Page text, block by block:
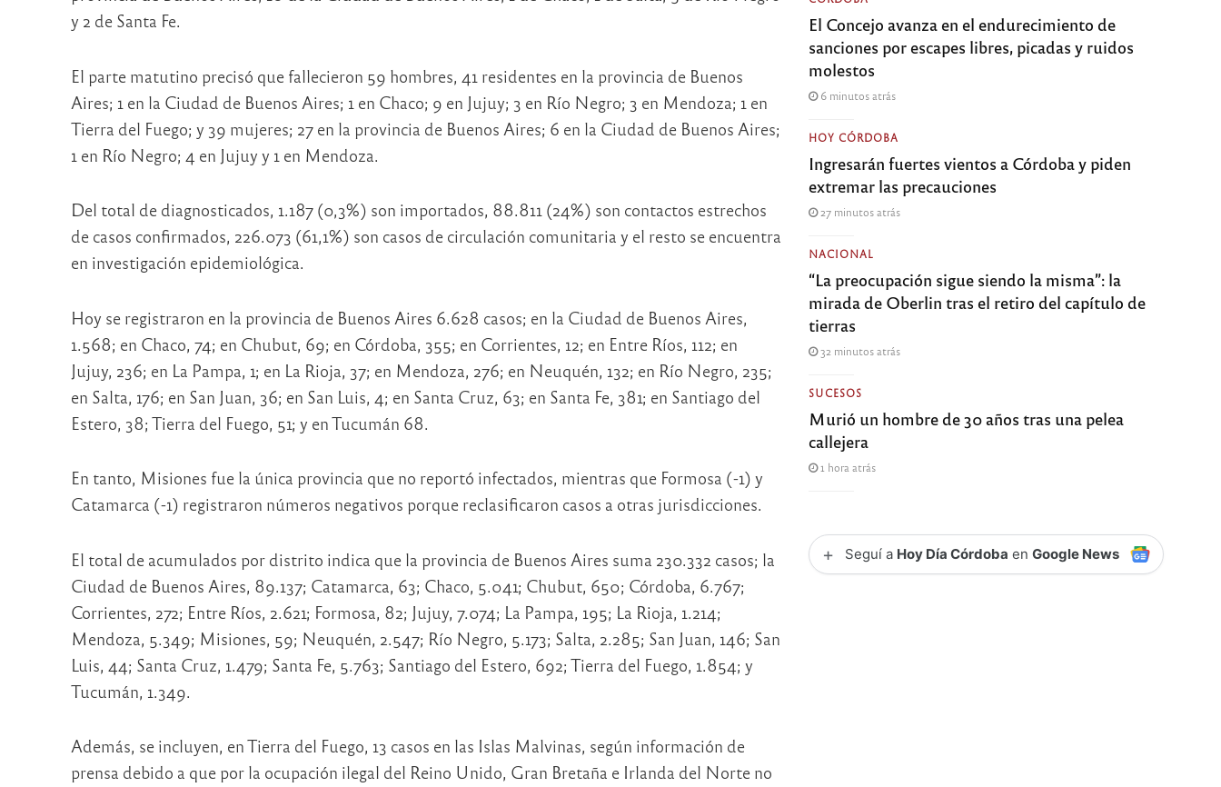
y 2 de Santa Fe.
El parte matutino precisó que fallecieron 59 hombres, 41 residentes en la provincia de Buenos
Aires; 1 en la Ciudad de Buenos Aires; 1 en Chaco; 9 en Jujuy; 3 en Río Negro; 3 en Mendoza; 1 en
Tierra del Fuego; y 39 mujeres; 27 en la provincia de Buenos Aires; 6 en la Ciudad de Buenos Aires;
1 en Río Negro; 4 en Jujuy y 1 en Mendoza.
Del total de diagnosticados, 1.187 (0,3%) son importados, 88.811 (24%) son contactos estrechos
de casos confirmados, 226.073 (61,1%) son casos de circulación comunitaria y el resto se encuentra
en investigación epidemiológica.
Hoy se registraron en la provincia de Buenos Aires 6.628 casos; en la Ciudad de Buenos Aires,
1.568; en Chaco, 74; en Chubut, 69; en Córdoba, 355; en Corrientes, 12; en Entre Ríos, 112; en
Jujuy, 236; en La Pampa, 1; en La Rioja, 37; en Mendoza, 276; en Neuquén, 132; en Río Negro, 235;
en Salta, 176; en San Juan, 36; en San Luis, 4; en Santa Cruz, 63; en Santa Fe, 381; en Santiago del
Estero, 38; Tierra del Fuego, 51; y en Tucumán 68.
En tanto, Misiones fue la única provincia que no reportó infectados, mientras que Formosa (-1) y
Catamarca (-1) registraron números negativos porque reclasificaron casos a otras jurisdicciones.
El total de acumulados por distrito indica que la provincia de Buenos Aires suma 230.332 casos; la
Ciudad de Buenos Aires, 89.137; Catamarca, 63; Chaco, 5.041; Chubut, 650; Córdoba, 6.767;
Corrientes, 272; Entre Ríos, 2.621; Formosa, 82; Jujuy, 7.074; La Pampa, 195; La Rioja, 1.214;
Mendoza, 5.349; Misiones, 59; Neuquén, 2.547; Río Negro, 5.173; Salta, 2.285; San Juan, 146; San
Luis, 44; Santa Cruz, 1.479; Santa Fe, 5.763; Santiago del Estero, 692; Tierra del Fuego, 1.854; y
Tucumán, 1.349.
Además, se incluyen, en Tierra del Fuego, 13 casos en las Islas Malvinas, según información de
prensa debido a que por la ocupación ilegal del Reino Unido, Gran Bretaña e Irlanda del Norte no
El Concejo avanza en el endurecimiento de
sanciones por escapes libres, picadas y ruidos
molestos
6 minutos atrás
HOY CÓRDOBA
Ingresarán fuertes vientos a Córdoba y piden
extremar las precauciones
27 minutos atrás
NACIONAL
“La preocupación sigue siendo la misma”: la
mirada de Oberlin tras el retiro del capítulo de
tierras
32 minutos atrás
SUCESOS
Murió un hombre de 30 años tras una pelea
callejera
1 hora atrás
+ Seguí a Hoy Día Córdoba enGoogle News